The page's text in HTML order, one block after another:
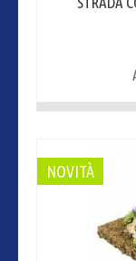
NOVITÀ